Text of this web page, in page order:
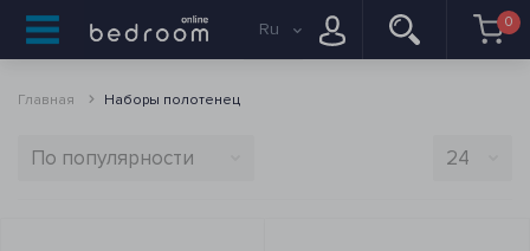
Ru 0
Главная Наборы полотенец